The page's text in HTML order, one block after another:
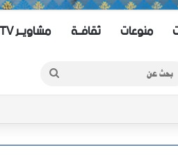
منوعات ثقافــة مشاويــر TV
بحث
عن
Initiatives to